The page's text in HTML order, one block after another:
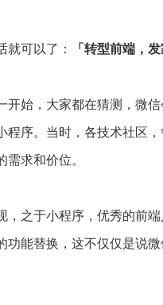
可以了： 「转型前端，
开始，大家都在猜测，微
程序。当时，各技术社区
求和价位。
，之于小程序，优秀的前
功能替换，这不仅仅是说